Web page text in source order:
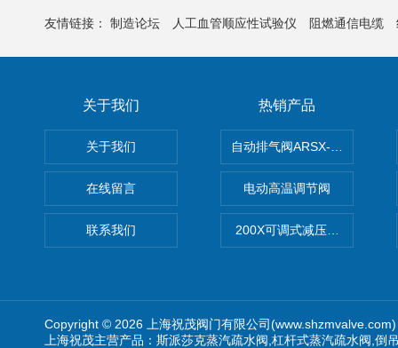
友情链接： 制造论坛 人工血管顺应性试验仪 阻燃通信电缆
关于我们
关于我们
在线留言
联系我们
热销产品
自动排气阀ARSX-0015/
电动高温调节阀
200X可调式减压阀（减压稳
Copyright © 2026 上海祝茂阀门有限公司
上海祝茂主营产品：斯派莎克蒸汽疏水阀,杠杆式蒸汽疏水阀,倒